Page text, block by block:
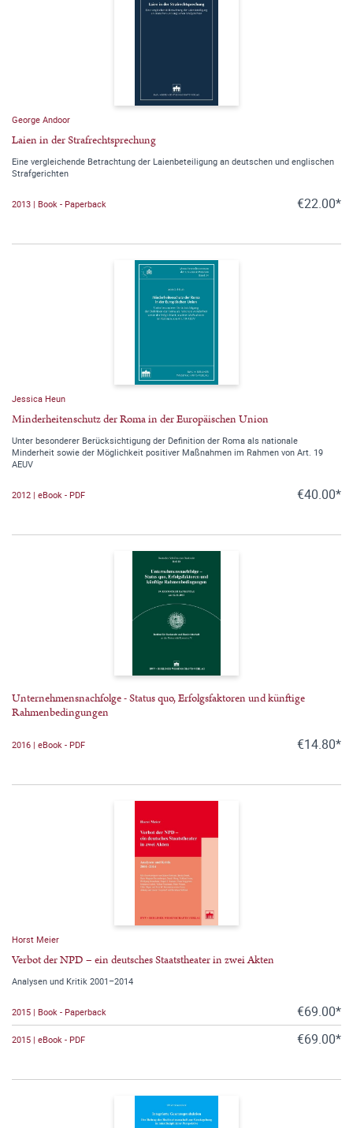
George Andoor
Laien in der Strafrechtsprechung
Eine vergleichende Betrachtung der Laienbeteiligung an deutschen und englischen
Strafgerichten
2013 | Book - Paperback €22.00*
Jessica Heun
Minderheitenschutz der Roma in der Europäischen Union
Unter besonderer Berücksichtigung der Definition der Roma als nationale
Minderheit sowie der Möglichkeit positiver Maßnahmen im Rahmen von Art. 19
AEUV
2012 | eBook - PDF €40.00*
Unternehmensnachfolge - Status quo, Erfolgsfaktoren und künftige
Rahmenbedingungen
2016 | eBook - PDF €14.80*
Horst Meier
Verbot der NPD – ein deutsches Staatstheater in zwei Akten
Analysen und Kritik 2001–2014
2015 | Book - Paperback €69.00*
2015 | eBook - PDF €69.00*